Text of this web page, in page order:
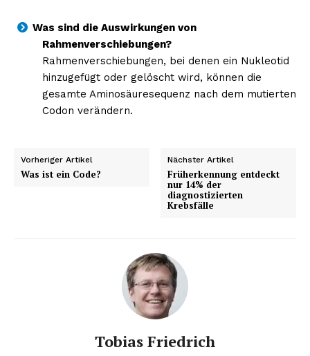
Was sind die Auswirkungen von
Rahmenverschiebungen?
Rahmenverschiebungen, bei denen ein Nukleotid
hinzugefügt oder gelöscht wird, können die
gesamte Aminosäuresequenz nach dem mutierten
Codon verändern.
Vorheriger Artikel
Was ist ein Code?
Nächster Artikel
Früherkennung entdeckt
nur 14% der
diagnostizierten
Krebsfälle
Tobias Friedrich